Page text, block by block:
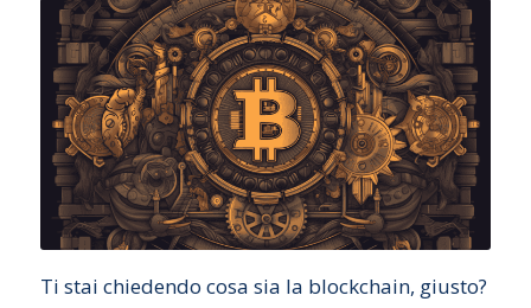
Ti stai chiedendo cosa sia la blockchain, giusto?